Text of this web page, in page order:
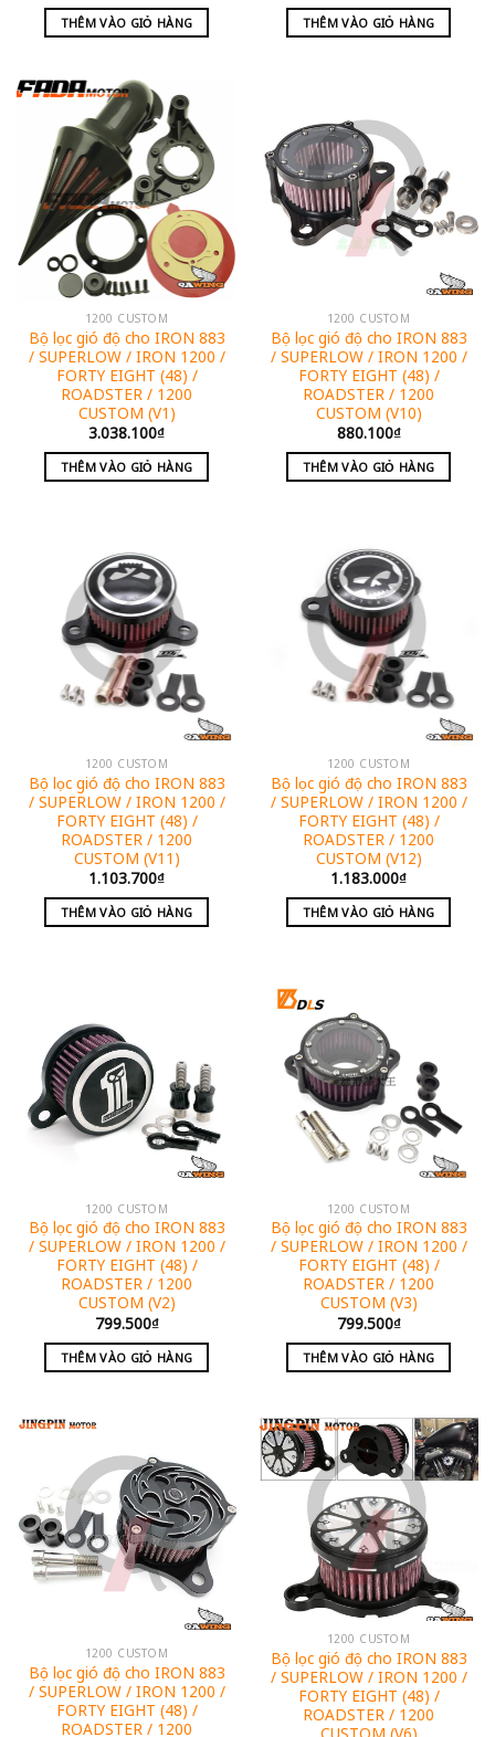
THÊM VÀO GIỎ HÀNG THÊM VÀO GIỎ HÀNG
1200 CUSTOM
Bộ lọc gió độ cho IRON 883
/ SUPERLOW / IRON 1200 /
FORTY EIGHT (48) /
ROADSTER / 1200
CUSTOM (V1)
3.038.100₫
THÊM VÀO GIỎ HÀNG
1200 CUSTOM
Bộ lọc gió độ cho IRON 883
/ SUPERLOW / IRON 1200 /
FORTY EIGHT (48) /
ROADSTER / 1200
CUSTOM (V10)
880.100₫
THÊM VÀO GIỎ HÀNG
1200 CUSTOM
Bộ lọc gió độ cho IRON 883
/ SUPERLOW / IRON 1200 /
FORTY EIGHT (48) /
ROADSTER / 1200
CUSTOM (V11)
1.103.700₫
THÊM VÀO GIỎ HÀNG
1200 CUSTOM
Bộ lọc gió độ cho IRON 883
/ SUPERLOW / IRON 1200 /
FORTY EIGHT (48) /
ROADSTER / 1200
CUSTOM (V12)
1.183.000₫
THÊM VÀO GIỎ HÀNG
1200 CUSTOM
Bộ lọc gió độ cho IRON 883
/ SUPERLOW / IRON 1200 /
FORTY EIGHT (48) /
ROADSTER / 1200
CUSTOM (V2)
799.500₫
THÊM VÀO GIỎ HÀNG
1200 CUSTOM
Bộ lọc gió độ cho IRON 883
/ SUPERLOW / IRON 1200 /
FORTY EIGHT (48) /
ROADSTER / 1200
CUSTOM (V3)
799.500₫
THÊM VÀO GIỎ HÀNG
1200 CUSTOM
Bộ lọc gió độ cho IRON 883
/ SUPERLOW / IRON 1200 /
FORTY EIGHT (48) /
ROADSTER / 1200
1200 CUSTOM
Bộ lọc gió độ cho IRON 883
/ SUPERLOW / IRON 1200 /
FORTY EIGHT (48) /
ROADSTER / 1200